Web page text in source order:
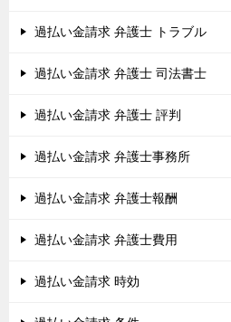
過払い金請求 弁護士 トラブル
過払い金請求 弁護士 司法書士
過払い金請求 弁護士 評判
過払い金請求 弁護士事務所
過払い金請求 弁護士報酬
過払い金請求 弁護士費用
過払い金請求 時効